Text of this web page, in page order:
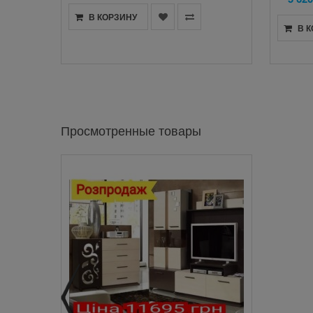
В КОРЗИНУ
В
Просмотренные товары